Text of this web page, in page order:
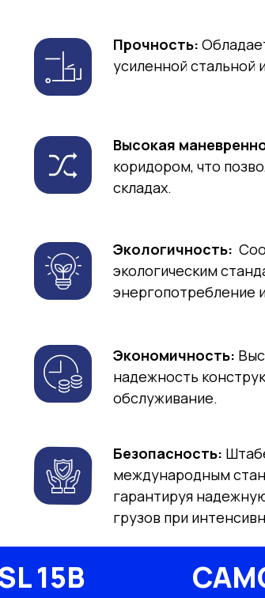
Безопасность:
международным
гарантируя
грузов при
Экономичность:
надежность
обслуживание.
Экологичность:
экологическим
энергопотребление
Высокая
коридором, что
складах.
Прочность:
усиленной стальной
15B